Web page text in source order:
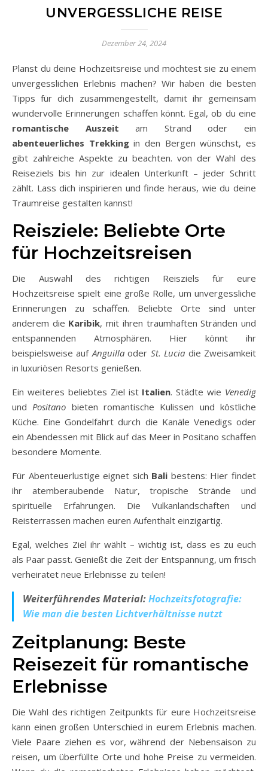
UNVERGESSLICHE REISE
Dezember 24, 2024
Planst du deine Hochzeitsreise und möchtest sie zu einem
unvergesslichen Erlebnis machen? Wir haben die besten
Tipps für dich zusammengestellt, damit ihr gemeinsam
wundervolle Erinnerungen schaffen könnt. Egal, ob du eine
romantische Auszeit am Strand oder ein
abenteuerliches Trekkingin den Bergen wünschst, es
gibt zahlreiche Aspekte zu beachten. von der Wahl des
Reiseziels bis hin zur idealen Unterkunft – jeder Schritt
zählt. Lass dich inspirieren und finde heraus, wie du deine
Traumreise gestalten kannst!
Reisziele: Beliebte Orte
für Hochzeitsreisen
Die Auswahl des richtigen Reisziels für eure
Hochzeitsreise spielt eine große Rolle, um unvergessliche
Erinnerungen zu schaffen. Beliebte Orte sind unter
anderem die Karibik, mit ihren traumhaften Stränden und
entspannenden Atmosphären. Hier könnt ihr
beispielsweise auf Anguillaoder St. Lucia die Zweisamkeit
in luxuriösen Resorts genießen.
Ein weiteres beliebtes Ziel ist Italien. Städte wie Venedig
und Positano bieten romantische Kulissen und köstliche
Küche. Eine Gondelfahrt durch die Kanäle Venedigs oder
ein Abendessen mit Blick auf das Meer in Positano schaffen
besondere Momente.
Für Abenteuerlustige eignet sich Bali bestens: Hier findet
ihr atemberaubende Natur, tropische Strände und
spirituelle Erfahrungen. Die Vulkanlandschaften und
Reisterrassen machen euren Aufenthalt einzigartig.
Egal, welches Ziel ihr wählt – wichtig ist, dass es zu euch
als Paar passt. Genießt die Zeit der Entspannung, um frisch
verheiratet neue Erlebnisse zu teilen!
Weiterführendes Material:Hochzeitsfotografie:
Wie man die besten Lichtverhältnisse nutzt
Zeitplanung: Beste
Reisezeit für romantische
Erlebnisse
Die Wahl des richtigen Zeitpunkts für eure Hochzeitsreise
kann einen großen Unterschied in eurem Erlebnis machen.
Viele Paare ziehen es vor, während der Nebensaison zu
reisen, um überfüllte Orte und hohe Preise zu vermeiden.